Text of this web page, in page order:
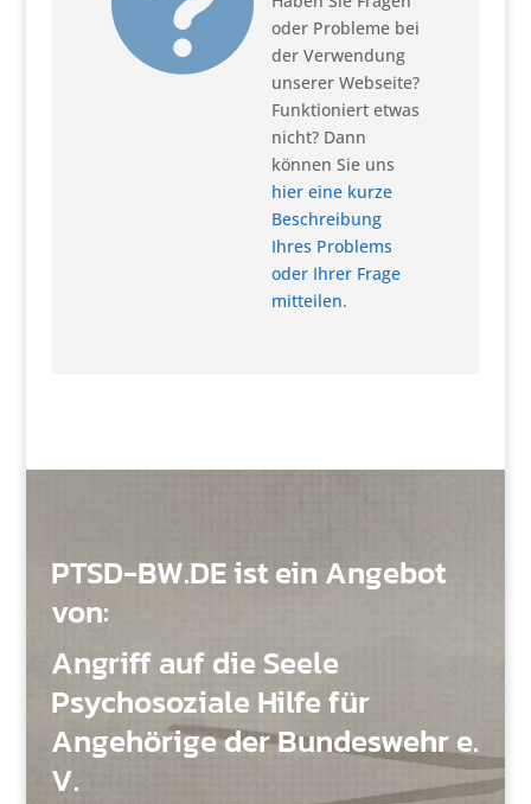
oder Probleme bei
der Verwendung
unserer Webseite?
Funktioniert etwas
nicht? Dann
können Sie uns
hier eine kurze
Beschreibung
Ihres Problems
oder Ihrer Frage
mitteilen.
PTSD-BW.DE ist ein Angebot
von:
Angriff auf die Seele
Psychosoziale Hilfe für
Angehörige der Bundeswehr e.
V.